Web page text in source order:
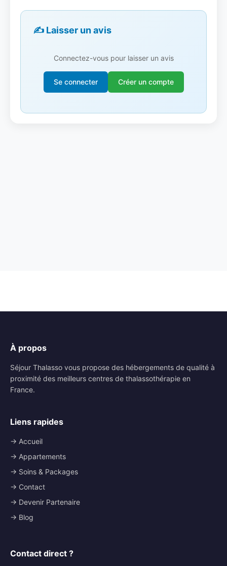
✍️ Laisser un avis
Connectez-vous pour laisser un avis
Se connecter Créer un compte
À propos
Séjour Thalasso vous propose des hébergements de qualité à
proximité des meilleurs centres de thalassothérapie en
France.
Liens rapides
→ Accueil
→ Appartements
→ Soins & Packages
→ Contact
→ Devenir Partenaire
→ Blog
Contact direct ?